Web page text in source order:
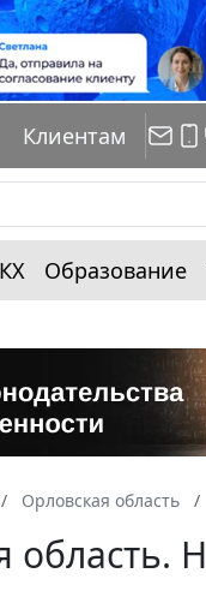
Клиентам
Образование
Орловская область